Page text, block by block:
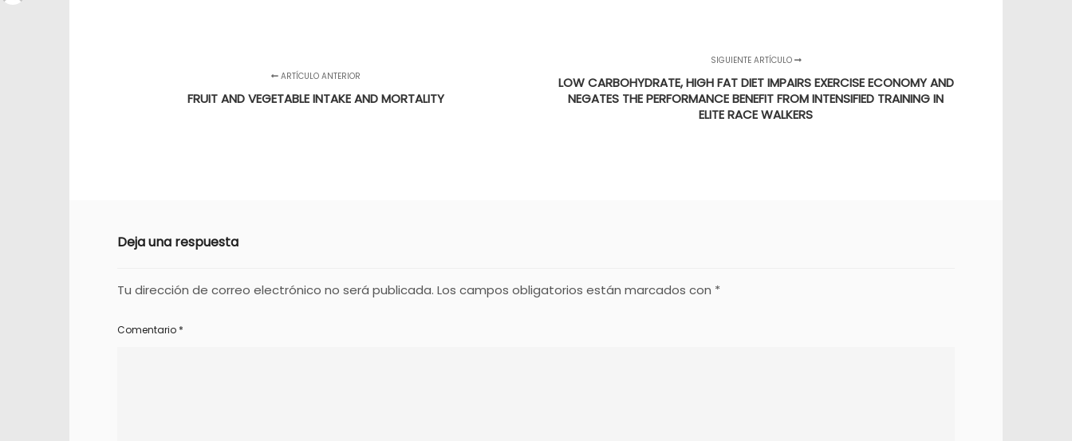
ARTÍCULO ANTERIOR
FRUIT AND VEGETABLE INTAKE AND MORTALITY
SIGUIENTE ARTÍCULO
LOW CARBOHYDRATE, HIGH FAT DIET IMPAIRS EXERCISE ECONOMY AND
NEGATES THE PERFORMANCE BENEFIT FROM INTENSIFIED TRAINING IN
ELITE RACE WALKERS
Deja una respuesta
Tu dirección de correo electrónico no será publicada. Los campos obligatorios están marcados con *
Comentario *